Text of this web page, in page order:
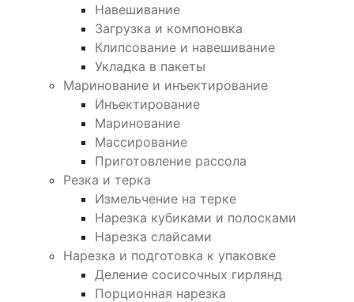
Навешивание
Загрузка и компоновка
Клипсование и навешивание
Укладка в пакеты
Маринование и инъектирование
Инъектирование
Маринование
Массирование
Приготовление рассола
Резка и терка
Измельчение на терке
Нарезка кубиками и полосками
Нарезка слайсами
Нарезка и подготовка к упаковке
Деление сосисочных гирлянд
Порционная нарезка